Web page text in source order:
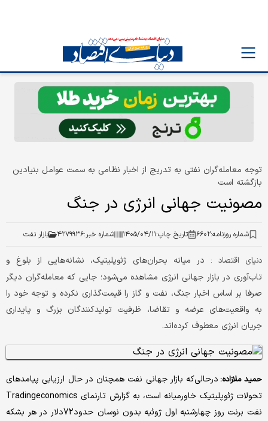
توجه معامله‌گران نفتی به تدریج از اخبار نظامی به سمت عوامل بنیادین
بازگشته است
مصونیت جهانی انرژی در جنگ
شماره روزنامه:۶۶۰۲ تاریخ چاپ:۱۴۰۵/۰۴/۱۱ شماره خبر:۴۲۷۹۹۳۶ بازار نفت
دنیای اقتصاد : در میانه بحران‌های ژئوپلیتیک، نشانه‌هایی از بلوغ و
تاب‌آوری در بازار جهانی انرژی مشاهده می‌شود؛ جایی که معامله‌گران دیگر
صرفا بر اساس اخبار جنگ، نفت و گاز را قیمت‌گذاری نکرده و توجه خود را
به واقعیت‌های عرضه و تقاضا، ظرفیت تولیدکنندگان بزرگ و پایداری
جریان انرژی معطوف کرده‌اند.
حمید ملازاده: درحالی‌که بازار جهانی نفت همچنان در حال ارزیابی پیامدهای
تحولات ژئوپلیتیک خاورمیانه است، به گزارش تارنمای Tradingeconomics
نفت برنت روز چهارشنبه اول ژوئیه بدون نوسان حدود72دلار در هر بشکه